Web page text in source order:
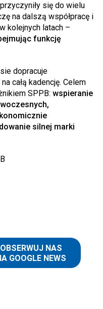
się do wielu
na dalszą współpracę i
kolejnych latach –
funkcję
dopracuje
całą kadencję. Celem
SPPB: wspieranie
silnej marki